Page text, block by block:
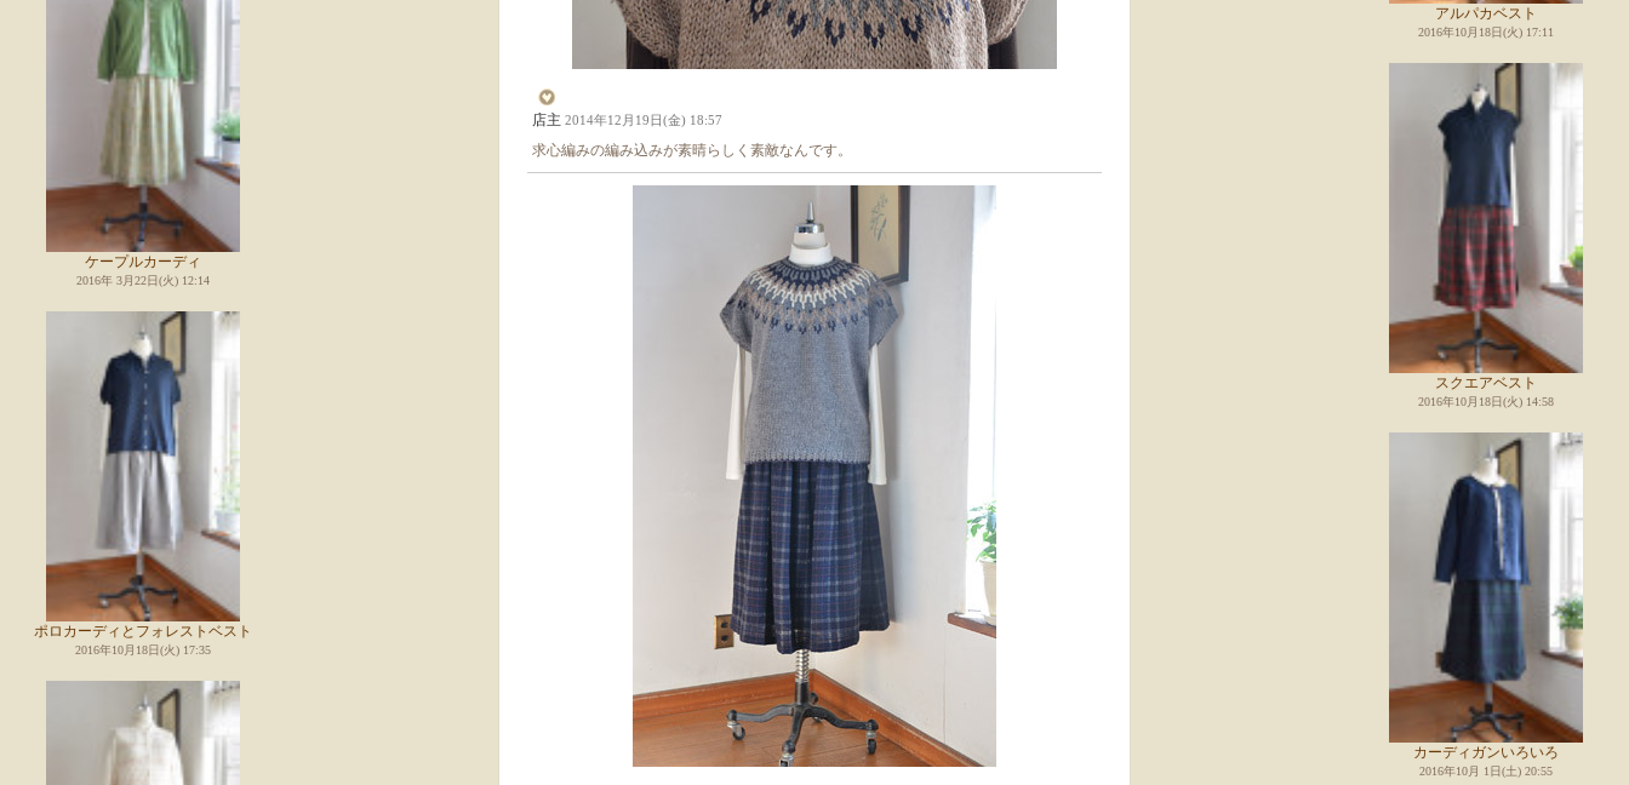
ケープルカーディ
2016年 3月22日(火) 12:14
ポロカーディとフォレストベスト
2016年10月18日(火) 17:35
店主 2014年12月19日(金) 18:57
求心編みの編み込みが素晴らしく素敵なんです。
アルパカベスト
2016年10月18日(火) 17:11
スクエアベスト
2016年10月18日(火) 14:58
カーディガンいろいろ
2016年10月 1日(土) 20:55